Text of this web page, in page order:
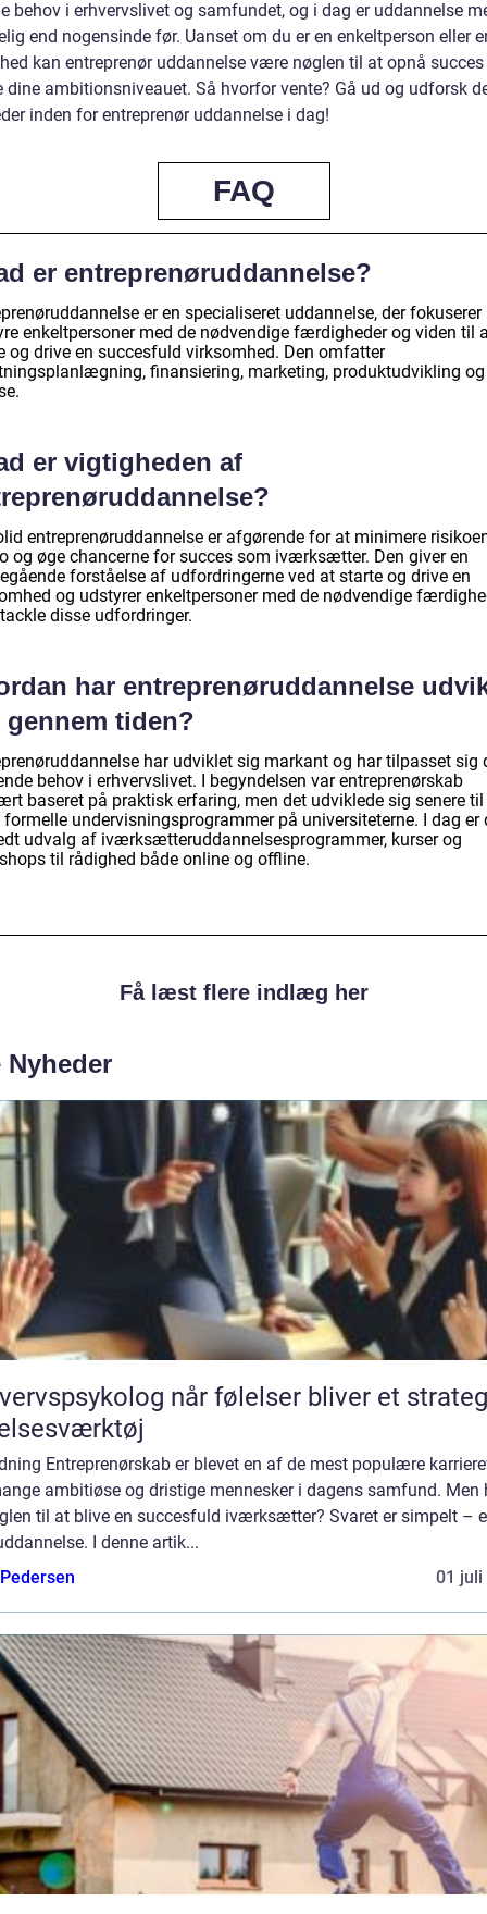
behov i erhvervslivet og samfundet, og i dag er uddannelse
end nogensinde før. Uanset om du er en enkeltperson eller
kan entreprenør uddannelse være nøglen til at opnå
dine ambitionsniveauet. Så hvorfor vente? Gå ud og udforsk
inden for entreprenør uddannelse i dag!
FAQ
er entreprenøruddannelse?
er en specialiseret uddannelse, der fokuserer
enkeltpersoner med de nødvendige færdigheder og viden til
og drive en succesfuld virksomhed. Den omfatter
finansiering, marketing, produktudvikling og
er vigtigheden af
entreprenøruddannelse er afgørende for at minimere
og øge chancerne for succes som iværksætter. Den giver en
forståelse af udfordringerne ved at starte og drive en
og udstyrer enkeltpersoner med de nødvendige
disse udfordringer.
har entreprenøruddannelse
gennem tiden?
har udviklet sig markant og har tilpasset sig
behov i erhvervslivet. I begyndelsen var entreprenørskab
baseret på praktisk erfaring, men det udviklede sig senere til
formelle undervisningsprogrammer på universiteterne. I dag er
udvalg af iværksætteruddannelsesprogrammer, kurser og
til rådighed både online og offline.
Få læst flere indlæg her
Nyheder
når følelser bliver et strategisk
Entreprenørskab er blevet en af de mest populære
ambitiøse og dristige mennesker i dagens samfund. Men
til at blive en succesfuld iværksætter? Svaret er simpelt –
I denne artik...
01 juli